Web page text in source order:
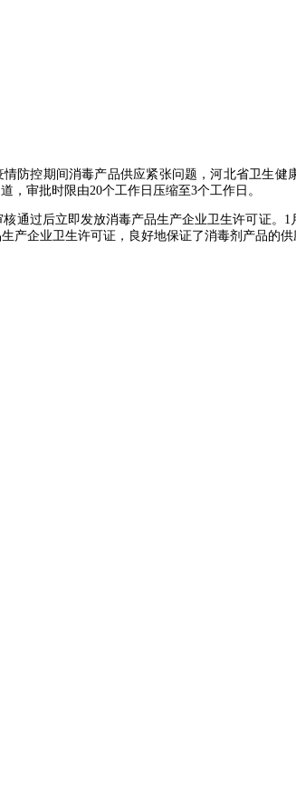
防控期间消毒产品供应紧张问题，河北省卫生
审批时限由20个工作日压缩至3个工作日。
过后立即发放消毒产品生产企业卫生许可证。
产企业卫生许可证，良好地保证了消毒剂产品的